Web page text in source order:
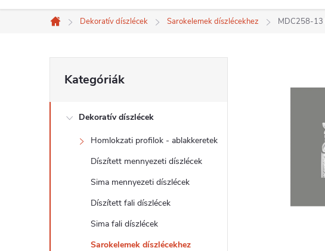
Kezdőlap
Dekoratív díszlécek Sarokelemek díszlécekhez MDC258-13
O
l
átugrása
Kategóriák
Dekoratív díszlécek
Homlokzati profilok - ablakkeretek
Díszített mennyezeti díszlécek
Sima mennyezeti díszlécek
Díszített fali díszlécek
Sima fali díszlécek
Sarokelemek díszlécekhez